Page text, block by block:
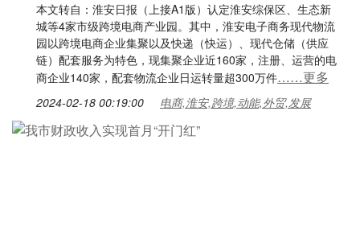
本文转自：淮安日报（上接A1版）认定淮安综保区、生态新
城等4家市级跨境电商产业园。其中，淮安电子商务现代物流
园以跨境电商企业集聚以及快递（快运）、现代仓储（供应
链）配套服务为特色，现集聚企业近160家，注册、运营的电
商企业140家，配套物流企业日运转量超300万件……更多
2024-02-18 00:19:00 电商,淮安,跨境,动能,外贸,发展